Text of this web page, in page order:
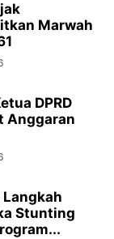
Marwah
DPRD
Anggaran
Langkah
Stunting